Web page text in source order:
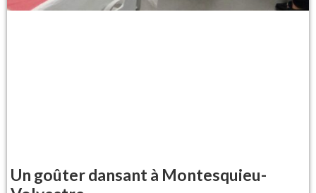
Un goûter dansant à Montesquieu-